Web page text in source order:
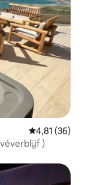
Gemiddelde
4,81 (36)
)